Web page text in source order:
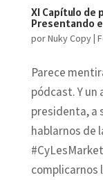
XI Capítulo de
Presentando
porNuky Copy|
Parece
pódcast. Y un
presidenta, a
hablarnos de
complicarnos